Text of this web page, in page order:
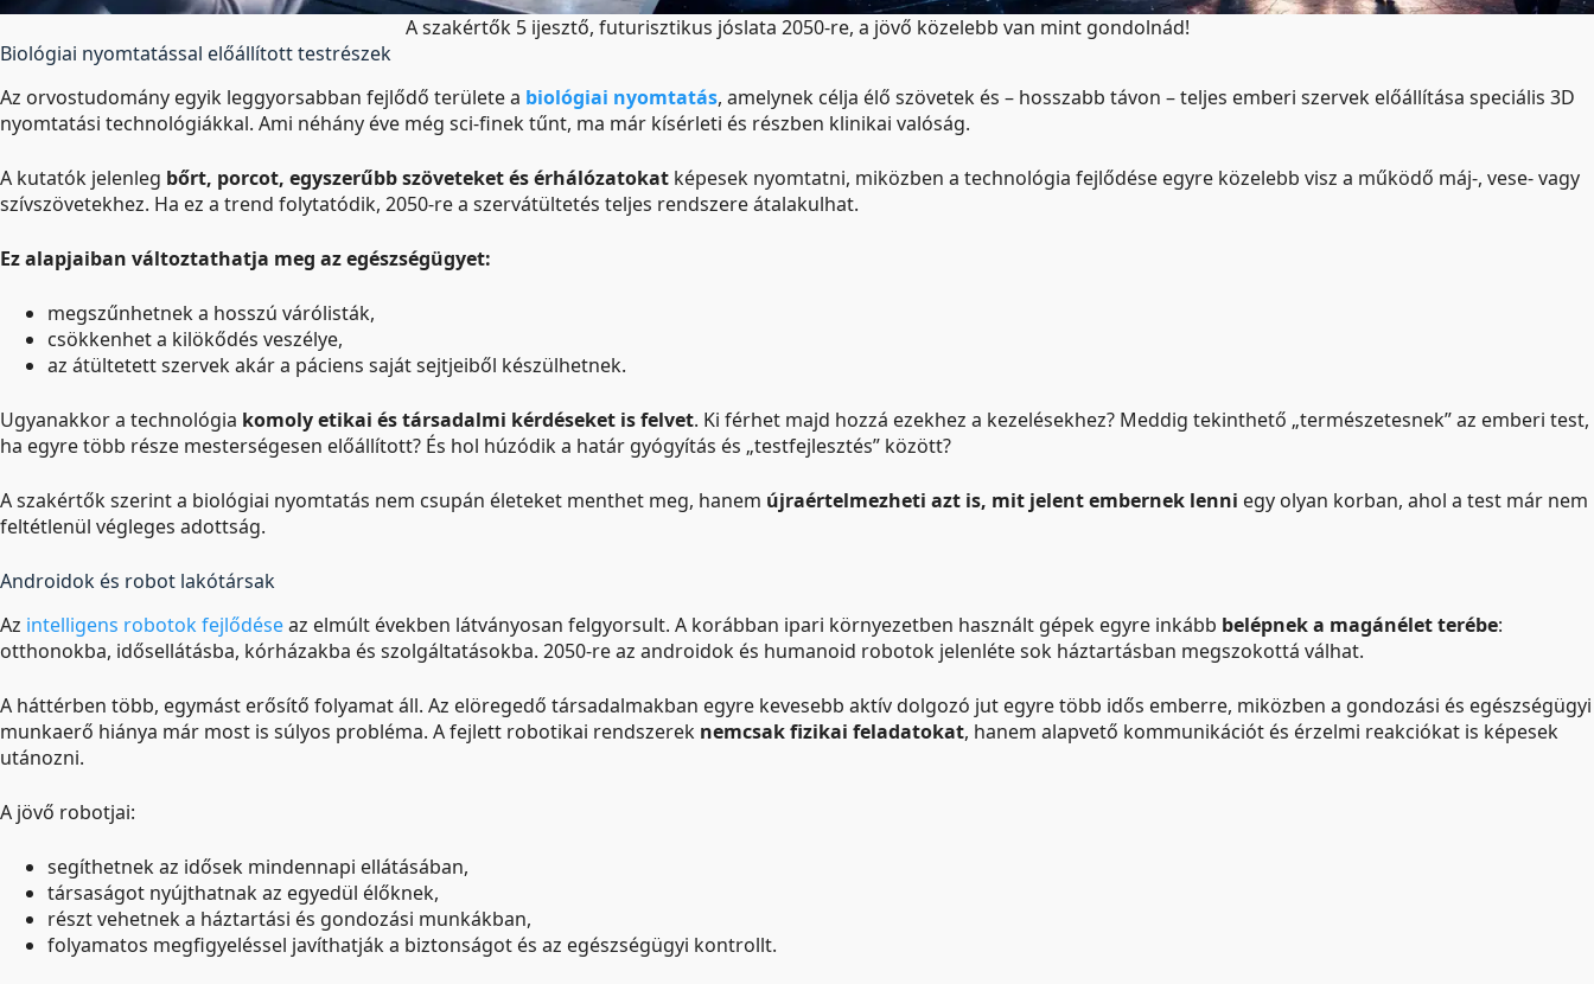
A szakértők 5 ijesztő, futurisztikus jóslata 2050-re, a jövő közelebb van mint gondolnád!
Biológiai nyomtatással előállított testrészek
Az orvostudomány egyik leggyorsabban fejlődő területe a biológiai nyomtatás, amelynek célja élő szövetek és – hosszabb távon – teljes emberi szervek előállítása speciális 3D
nyomtatási technológiákkal. Ami néhány éve még sci-finek tűnt, ma már kísérleti és részben klinikai valóság.
A kutatók jelenleg bőrt, porcot, egyszerűbb szöveteket és érhálózatokat képesek nyomtatni, miközben a technológia fejlődése egyre közelebb visz a működő máj-, vese- vagy
szívszövetekhez. Ha ez a trend folytatódik, 2050-re a szervátültetés teljes rendszere átalakulhat.
Ez alapjaiban változtathatja meg az egészségügyet:
megszűnhetnek a hosszú várólisták,
csökkenhet a kilökődés veszélye,
az átültetett szervek akár a páciens saját sejtjeiből készülhetnek.
Ugyanakkor a technológia komoly etikai és társadalmi kérdéseket is felvet. Ki férhet majd hozzá ezekhez a kezelésekhez? Meddig tekinthető „természetesnek” az emberi test,
ha egyre több része mesterségesen előállított? És hol húzódik a határ gyógyítás és „testfejlesztés” között?
A szakértők szerint a biológiai nyomtatás nem csupán életeket menthet meg, hanem újraértelmezheti azt is, mit jelent embernek lenni egy olyan korban, ahol a test már nem
feltétlenül végleges adottság.
Androidok és robot lakótársak
Az intelligens robotok fejlődéseaz elmúlt években látványosan felgyorsult. A korábban ipari környezetben használt gépek egyre inkább belépnek a magánélet terébe:
otthonokba, idősellátásba, kórházakba és szolgáltatásokba. 2050-re az androidok és humanoid robotok jelenléte sok háztartásban megszokottá válhat.
A háttérben több, egymást erősítő folyamat áll. Az elöregedő társadalmakban egyre kevesebb aktív dolgozó jut egyre több idős emberre, miközben a gondozási és egészségügyi
munkaerő hiánya már most is súlyos probléma. A fejlett robotikai rendszerek nemcsak fizikai feladatokat, hanem alapvető kommunikációt és érzelmi reakciókat is képesek
utánozni.
A jövő robotjai:
segíthetnek az idősek mindennapi ellátásában,
társaságot nyújthatnak az egyedül élőknek,
részt vehetnek a háztartási és gondozási munkákban,
folyamatos megfigyeléssel javíthatják a biztonságot és az egészségügyi kontrollt.